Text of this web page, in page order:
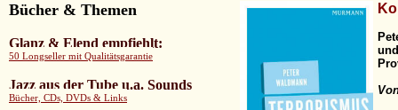
Bücher & Themen
Glanz & Elend empfiehlt:
50 Longseller mit Qualitätsgarantie
Jazz aus der Tube u.a. Sounds
Bücher, CDs, DVDs & Links